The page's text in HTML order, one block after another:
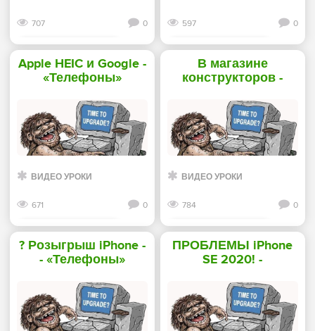
707 0
Смотреть дальше
597 0
Смотреть дальше
Apple HEIC и Google -
«Телефоны»
ВИДЕО УРОКИ
671 0
Смотреть дальше
В магазине
конструкторов -
ВИДЕО УРОКИ
784 0
Смотреть дальше
? Розыгрыш iPhone -
- «Телефоны»
ПРОБЛЕМЫ iPhone
SE 2020! -